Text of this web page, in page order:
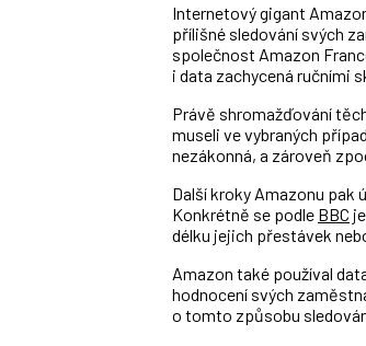
Internetový gigant
přílišné sledování svých
společnost Amazon
i data zachycená ručními
Právě shromažďování
museli ve vybraných
nezákonná, a zároveň
Další kroky Amazonu pak
Konkrétně se podle BBC
délku jejich přestávek
Amazon také používal
hodnocení svých
o tomto způsobu